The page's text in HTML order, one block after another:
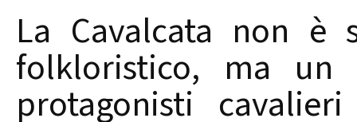
La Cavalcata non è
folkloristico, ma un
protagonisti